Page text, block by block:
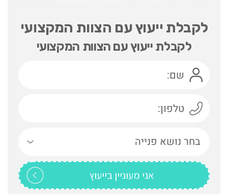
לקבלת ייעוץ עם הצוות המקצועי
לקבלת ייעוץ עם הצוות המקצועי